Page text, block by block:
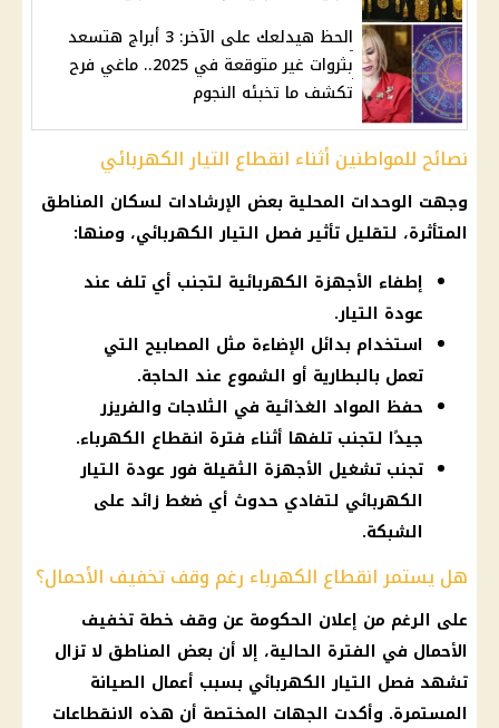
الحظ هيدلعك على الآخر: 3 أبراج هتسعد
بثروات غير متوقعة في 2025.. ماغي فرح
تكشف ما تخبئه النجوم
نصائح للمواطنين أثناء انقطاع التيار الكهربائي
وجهت الوحدات المحلية بعض الإرشادات لسكان المناطق
المتأثرة، لتقليل تأثير فصل التيار الكهربائي، ومنها:
إطفاء الأجهزة الكهربائية لتجنب أي تلف عند
عودة التيار.
استخدام بدائل الإضاءة مثل المصابيح التي
تعمل بالبطارية أو الشموع عند الحاجة.
حفظ المواد الغذائية في الثلاجات والفريزر
جيدًا لتجنب تلفها أثناء فترة انقطاع الكهرباء.
تجنب تشغيل الأجهزة الثقيلة فور عودة التيار
الكهربائي لتفادي حدوث أي ضغط زائد على
الشبكة.
هل يستمر انقطاع الكهرباء رغم وقف تخفيف الأحمال؟
على الرغم من إعلان الحكومة عن وقف خطة تخفيف
الأحمال في الفترة الحالية، إلا أن بعض المناطق لا تزال
تشهد فصل التيار الكهربائي بسبب أعمال الصيانة
المستمرة. وأكدت الجهات المختصة أن هذه الانقطاعات